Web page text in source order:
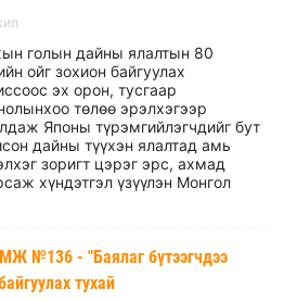
голын дайны ялалтын 80
ойг зохион байгуулах
эх орон, тусгаар
төлөө эрэлхэгээр
Японы түрэмгийлэгчдийг бут
дайны түүхэн ялалтад амь
зоригт цэрэг эрс, ахмад
хүндэтгэл үзүүлэн Монгол
№136 - "Баялаг бүтээгчдээ
тухай